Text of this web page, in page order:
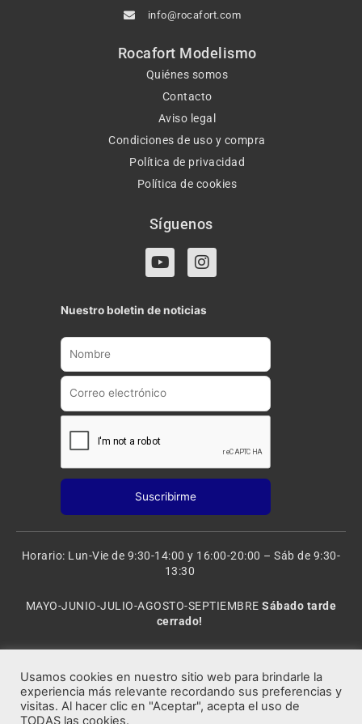
info@rocafort.com
Rocafort Modelismo
Quiénes somos
Contacto
Aviso legal
Condiciones de uso y compra
Política de privacidad
Política de cookies
Síguenos
Y
o
t
u
b
I
n
t
a
g
a
Nuestro boletin de noticias
Horario: Lun-Vie de 9:30-14:00 y 16:00-20:00 – Sáb de 9:30-
13:30
MAYO-JUNIO-JULIO-AGOSTO-SEPTIEMBRESábado tarde
cerrado!
Rocafort Modelismo | Copyright 2021 © Todos los derechos
Usamos cookies en nuestro sitio web para brindarle la
experiencia más relevante recordando sus preferencias y
visitas. Al hacer clic en "Aceptar", acepta el uso de
TODAS las cookies.